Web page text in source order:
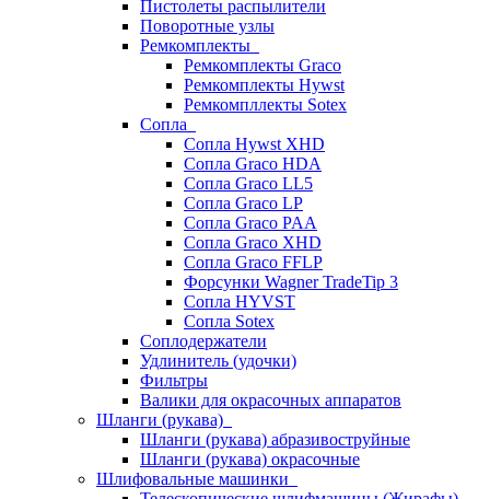
Пистолеты распылители
Поворотные узлы
Ремкомплекты
Ремкомплекты Graco
Ремкомплекты Hywst
Ремкомпллекты Sotex
Сопла
Сопла Hywst XHD
Сопла Graco HDA
Сопла Graco LL5
Сопла Graco LP
Сопла Graco PAA
Сопла Graco XHD
Сопла Graco FFLP
Форсунки Wagner TradeTip 3
Сопла HYVST
Сопла Sotex
Соплодержатели
Удлинитель (удочки)
Фильтры
Валики для окрасочных аппаратов
Шланги (рукава)
Шланги (рукава) абразивоструйные
Шланги (рукава) окрасочные
Шлифовальные машинки